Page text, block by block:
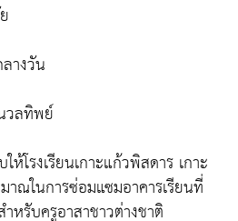
างวัน
วลทิพย์
ห้โรงเรียนเกาะแก้วพิสดาร เกาะ
ณในการซ่อมแซมอาคารเรียนที่
หรับครูอาสาชาวต่างชาติ